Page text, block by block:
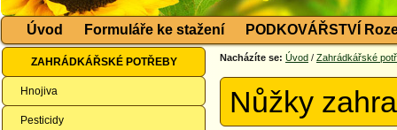
Úvod Formuláře ke stažení PODKOVÁŘSTVÍ
ZAHRÁDKÁŘSKÉ POTŘEBY
Hnojiva
Pesticidy
Nacházíte se: Úvod / Zahrádkářské
Nůžky